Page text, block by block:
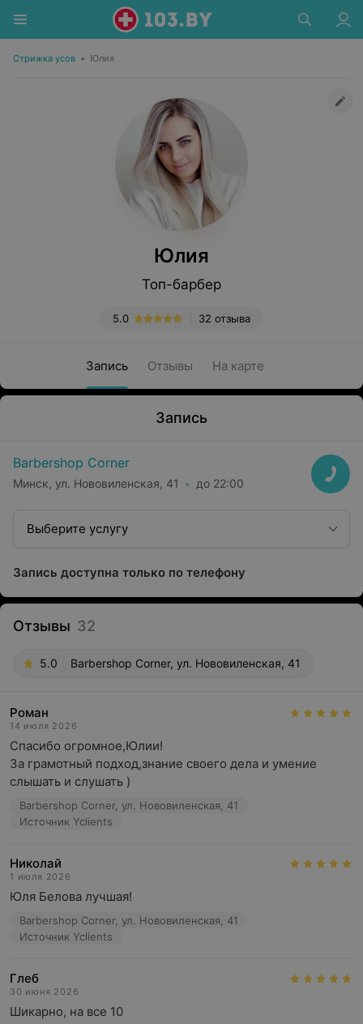
Стрижка усов • Юлия
Юлия
Топ-барбер
32 отзыва
5.0
Запись Отзывы На карте
Запись
Barbershop Corner
Минск, ул. Нововиленская, 41 до 22:00
Выберите услугу
Запись доступна только по телефону
Отзывы 32
5.0 Barbershop Corner, ул. Нововиленская, 41
Роман
14 июля 2026
Спасибо огромное,Юлии!
За грамотный подход,знание своего дела и умение
слышать и слушать )
Barbershop Corner, ул. Нововиленская, 41
Источник Yclients
Николай
1 июля 2026
Юля Белова лучшая!
Barbershop Corner, ул. Нововиленская, 41
Источник Yclients
Глеб
30 июня 2026
Шикарно, на все 10